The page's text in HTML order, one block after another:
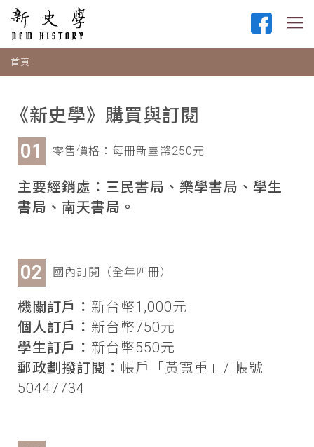
首頁
《新史學》購買與訂閱
零售價格：每冊新臺幣250元
主要經銷處：三民書局、樂學書局、學生
書局、南天書局。
國內訂閱（全年四冊）
機關訂戶： 新台幣1,000元
個人訂戶： 新台幣750元
學生訂戶： 新台幣550元
郵政劃撥訂閱： 帳戶「黃寬重」/ 帳號
50447734